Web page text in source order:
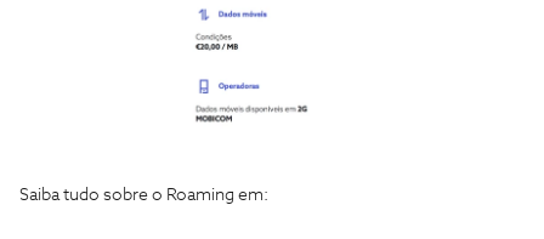
Saiba tudo sobre o Roaming em: